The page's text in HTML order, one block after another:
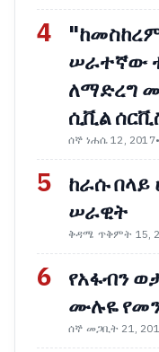
4
ሠራተኛው
ለማድረግ
ሲቪል
ሰኞ ነሐሴ 12, 2017•
5
ከራሱ በላይ
ሠራዊት
ቅዳሜ ጥቅምት 15,
6
የአፋብን
ሙሉዬ
ሰኞ መጋቢት 21,